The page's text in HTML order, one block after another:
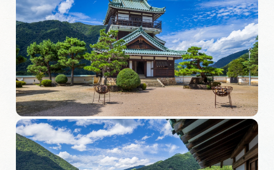
岐阜県観光データベース
旅行会社・観光事業者の皆様へ
フォトライブラリー
動画ライブラリー